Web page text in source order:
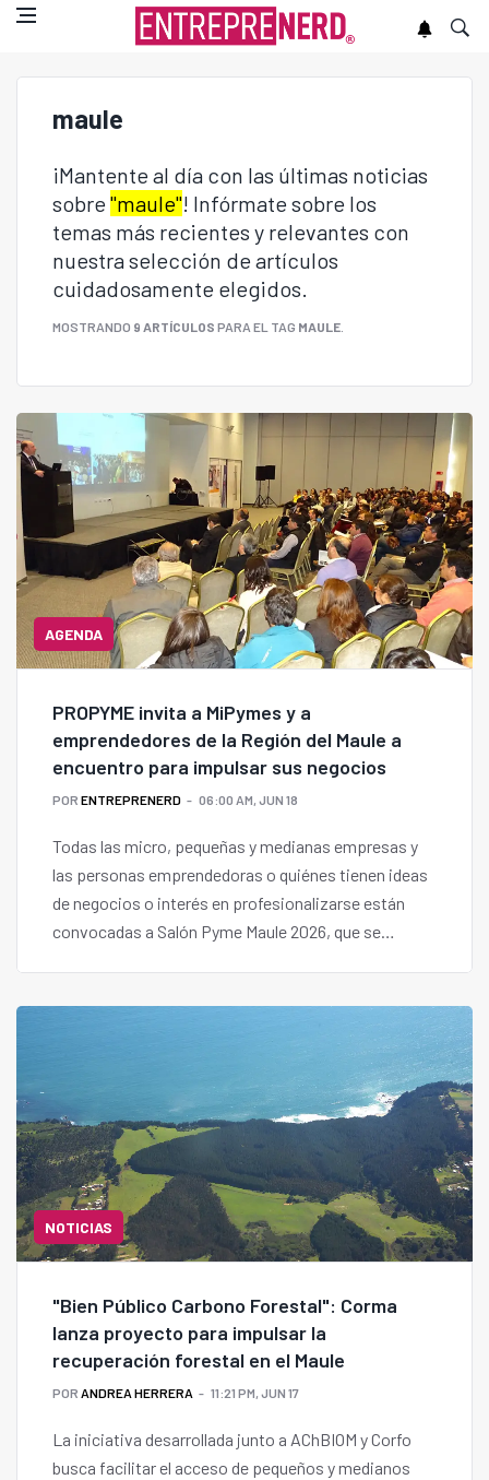
maule
¡Mantente al día con las últimas noticias
sobre "maule"! Infórmate sobre los
temas más recientes y relevantes con
nuestra selección de artículos
cuidadosamente elegidos.
MOSTRANDO 9 ARTÍCULOS PARA EL TAG MAULE
AGENDA
PROPYME invita a MiPymes y a
emprendedores de la Región del Maule a
encuentro para impulsar sus negocios
POR ENTREPRENERD 06:00 AM, JUN 18
Todas las micro, pequeñas y medianas empresas y
las personas emprendedoras o quiénes tienen ideas
de negocios o interés en profesionalizarse están
convocadas a Salón Pyme Maule 2026, que se
NOTICIAS
"Bien Público Carbono Forestal": Corma
lanza proyecto para impulsar la
recuperación forestal en el Maule
POR ANDREA HERRERA 11:21 PM, JUN 17
La iniciativa desarrollada junto a AChBIOM y Corfo
busca facilitar el acceso de pequeños y medianos